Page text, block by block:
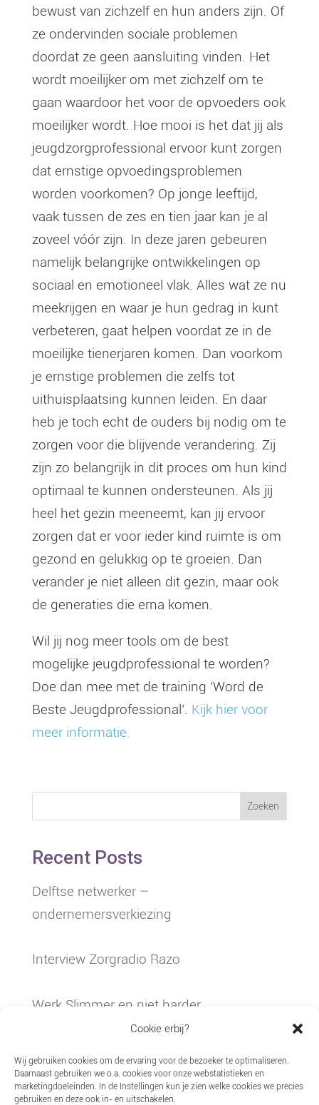
Cookie erbij?
Wij gebruiken cookies om de ervaring voor de bezoeker te optimaliseren.
Daarnaast gebruiken we o.a. cookies voor onze webstatistieken en
marketingdoeleinden. In de Instellingen kun je zien welke cookies we precies
gebruiken en deze ook in- en uitschakelen.
bewust van zichzelf en hun anders zijn. Of
ze ondervinden sociale problemen
doordat ze geen aansluiting vinden. Het
wordt moeilijker om met zichzelf om te
gaan waardoor het voor de opvoeders ook
moeilijker wordt. Hoe mooi is het dat jij als
jeugdzorgprofessional ervoor kunt zorgen
dat ernstige opvoedingsproblemen
worden voorkomen? Op jonge leeftijd,
vaak tussen de zes en tien jaar kan je al
zoveel vóór zijn. In deze jaren gebeuren
namelijk belangrijke ontwikkelingen op
sociaal en emotioneel vlak. Alles wat ze nu
meekrijgen en waar je hun gedrag in kunt
verbeteren, gaat helpen voordat ze in de
moeilijke tienerjaren komen. Dan voorkom
je ernstige problemen die zelfs tot
uithuisplaatsing kunnen leiden. En daar
heb je toch echt de ouders bij nodig om te
zorgen voor die blijvende verandering. Zij
zijn zo belangrijk in dit proces om hun kind
optimaal te kunnen ondersteunen. Als jij
heel het gezin meeneemt, kan jij ervoor
zorgen dat er voor ieder kind ruimte is om
gezond en gelukkig op te groeien. Dan
verander je niet alleen dit gezin, maar ook
de generaties die erna komen.
Wil jij nog meer tools om de best
mogelijke jeugdprofessional te worden?
Doe dan mee met de training ‘Word de
Beste Jeugdprofessional’. Kijk hier voor
meer informatie.
Zoeken
Recent Posts
Delftse netwerker –
ondernemersverkiezing
Interview Zorgradio Razo
Werk Slimmer en niet harder
Akkoord Cao jeugdzorg bereikt